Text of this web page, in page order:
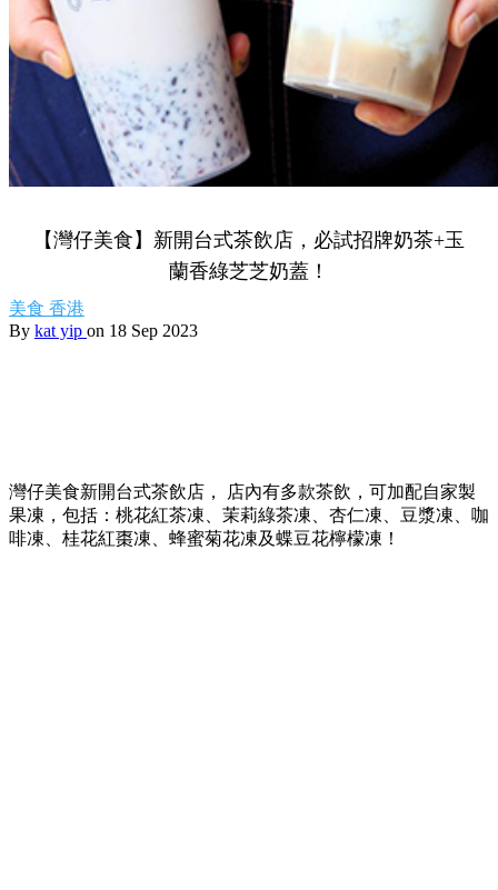
【灣仔美食】新開台式茶飲店，必試招牌奶茶+玉
蘭香綠芝芝奶蓋！
美食 香港
By kat yip on 18 Sep 2023
灣仔美食新開台式茶飲店， 店內有多款茶飲，可加配自家製
果凍，包括：桃花紅茶凍、茉莉綠茶凍、杏仁凍、豆漿凍、咖
啡凍、桂花紅棗凍、蜂蜜菊花凍及蝶豆花檸檬凍！